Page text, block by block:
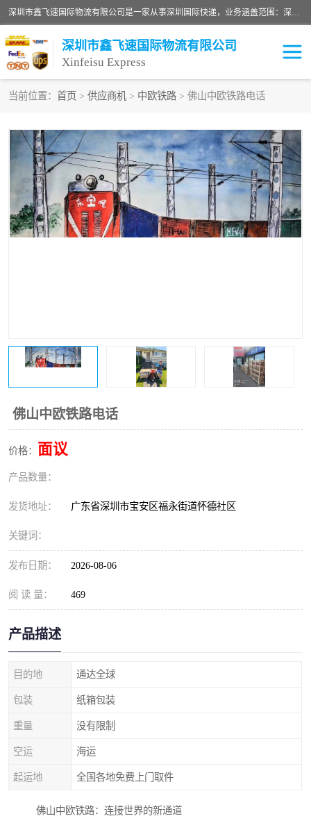
深圳市鑫飞速国际物流有限公司是一家从事深圳国际快递，业务涵盖范围：深圳DHL国际快递、深圳国际快递公司、深圳国际物流公司、深圳国际快递、深圳DHL国际快递电话可拨打全国服务热线：15019287411。欢迎各位亲来人来电到我司洽谈合作。
深圳市鑫飞速国际物流有限公司
Xinfeisu Express
当前位置： 首页 > 供应商机 > 中欧铁路 > 佛山中欧铁路电话
佛山中欧铁路电话
价格： 面议
产品数量：
发货地址： 广东省深圳市宝安区福永街道怀德社区
关键词：
发布日期： 2026-08-06
阅 读 量： 469
产品描述
目的地 通达全球
包装 纸箱包装
重量 没有限制
空运 海运
起运地 全国各地免费上门取件
佛山中欧铁路：连接世界的新通道
俄罗斯快递 巴西快递
深圳DHL国际快递 伊朗快递
UPS国际快递 深圳国际快递公司